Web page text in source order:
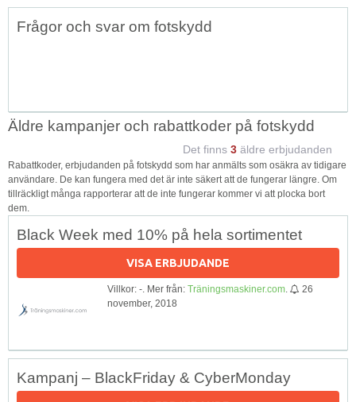
Topp
Frågor och svar om fotskydd
Äldre kampanjer och rabattkoder på fotskydd
Det finns 3 äldre erbjudanden
Rabattkoder, erbjudanden på fotskydd som har anmälts som osäkra av tidigare
användare. De kan fungera med det är inte säkert att de fungerar längre. Om
tillräckligt många rapporterar att de inte fungerar kommer vi att plocka bort
dem.
Black Week med 10% på hela sortimentet
VISA ERBJUDANDE
Villkor: -. Mer från: Träningsmaskiner.com
26
november, 2018
Kampanj – BlackFriday & CyberMonday